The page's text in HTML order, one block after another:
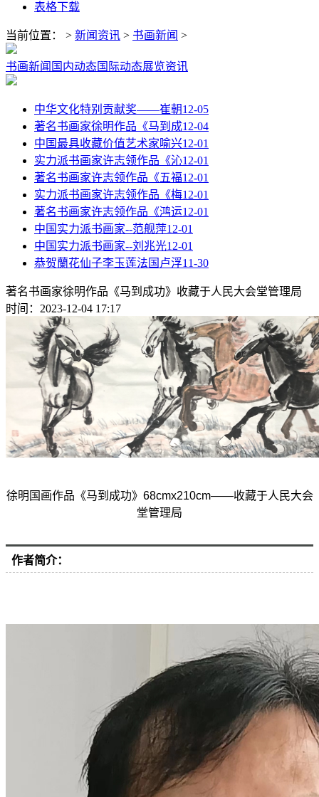
表格下载
当前位置： > 新闻资讯 > 书画新闻 >
书画新闻 国内动态国际动态展览资讯
中华文化特别贡献奖——崔朝12-05
著名书画家徐明作品《马到成12-04
中国最具收藏价值艺术家喻兴12-01
实力派书画家许志领作品《沁12-01
著名书画家许志领作品《五福12-01
实力派书画家许志领作品《梅12-01
著名书画家许志领作品《鸿运12-01
中国实力派书画家--范舰萍12-01
中国实力派书画家--刘兆光12-01
恭贺蘭花仙子李玉莲法国卢浮11-30
著名书画家徐明作品《马到成功》收藏于人民大会堂管理局
时间：2023-12-04 17:17
徐明国画作品《马到成功》68cmx210cm——收藏于人民大会
堂管理局
作者简介：